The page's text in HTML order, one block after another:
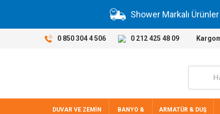
Shower Markalı
0 850 304 4 506 0 212 425 48 09
DUVAR VE ZEMİN
BANYO &
ARMATÜR & DUŞ